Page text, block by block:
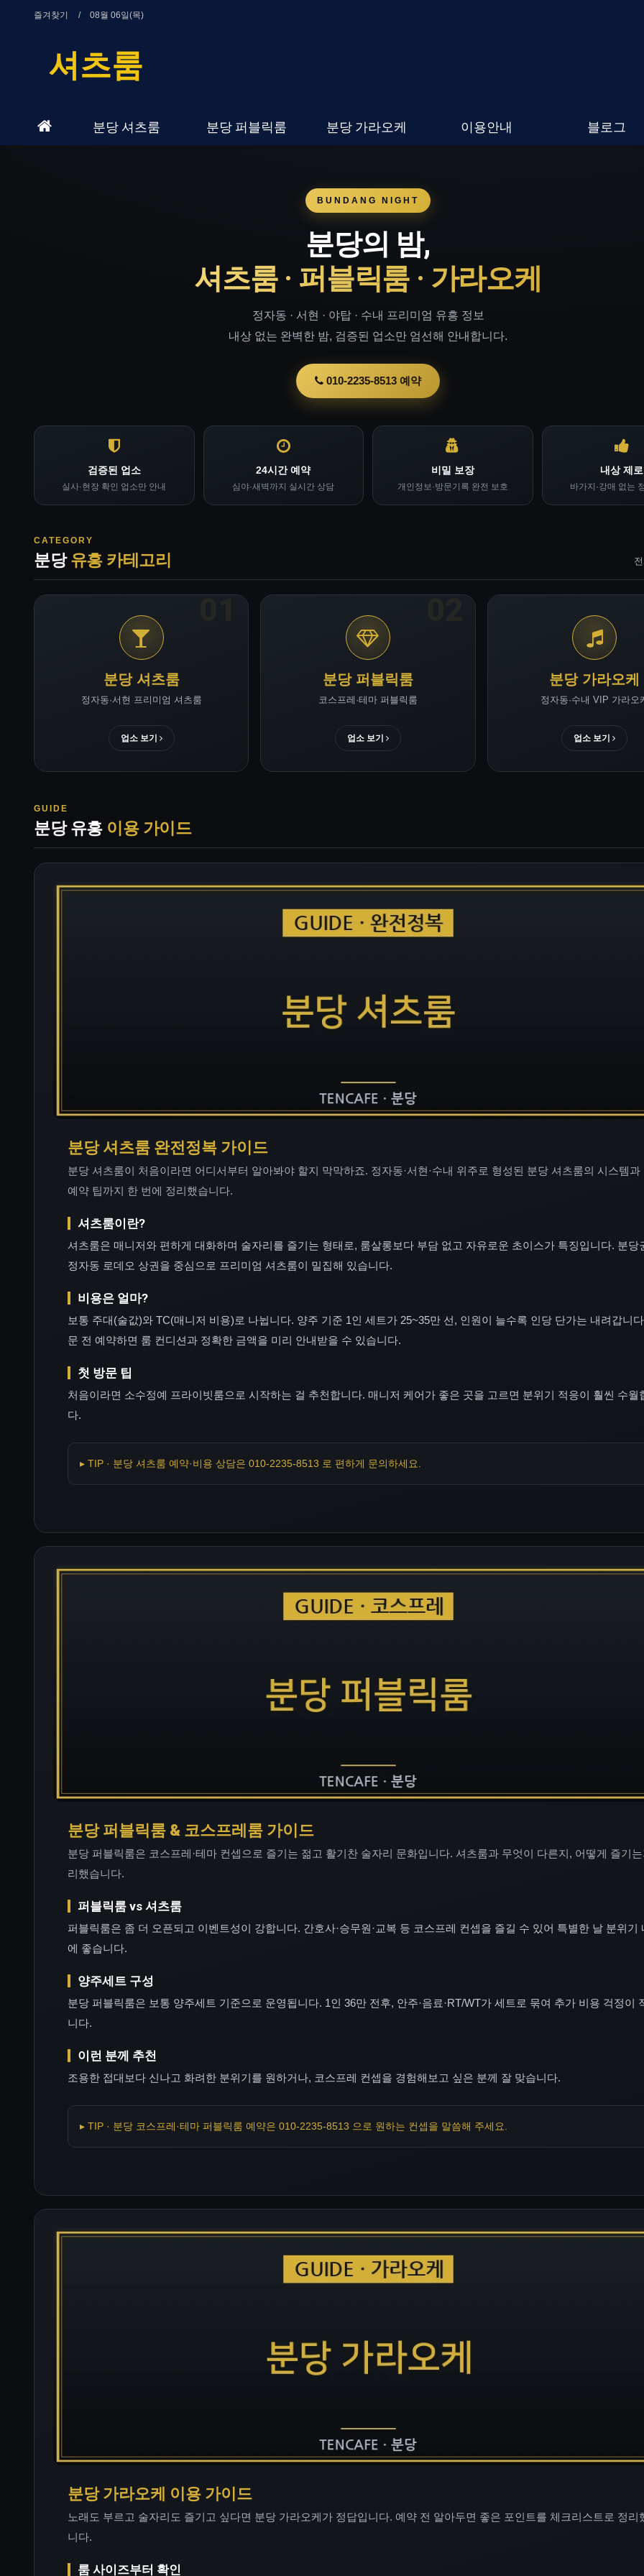
즐겨찾기 08월 06일(목)
셔츠룸
분당 셔츠룸 분당 퍼블릭룸 분당 가라오케 이용안내 블로그
BUNDANG NIGHT
분당의 밤,
셔츠룸 · 퍼블릭룸 · 가라오케
정자동 · 서현 · 야탑 · 수내 프리미엄 유흥 정보
내상 없는 완벽한 밤, 검증된 업소만 엄선해 안내합니다.
010-2235-8513 예약
검증된 업소
실사·현장 확인 업소만 안내
24시간 예약
심야·새벽까지 실시간 상담
비밀 보장
개인정보·방문기록 완전 보호
내상 제로
바가지·강매 없는
CATEGORY
분당유흥 카테고리
분당 셔츠룸
정자동·서현 프리미엄 셔츠룸
업소 보기
분당 퍼블릭룸
코스프레·테마 퍼블릭룸
업소 보기
분당 가라오케
정자동·수내 VIP 가라오
업소 보기
GUIDE
분당 유흥 이용 가이드
분당 셔츠룸 완전정복 가이드
분당 셔츠룸이 처음이라면 어디서부터 알아봐야 할지 막막하죠. 정자동·서현·수내 위주로 형성된 분당 셔츠룸의 시스템과
예약 팁까지 한 번에 정리했습니다.
셔츠룸이란?
셔츠룸은 매니저와 편하게 대화하며 술자리를 즐기는 형태로, 룸살롱보다 부담 없고 자유로운 초이스가 특징입니다. 분당
정자동 로데오 상권을 중심으로 프리미엄 셔츠룸이 밀집해 있습니다.
비용은 얼마?
보통 주대(술값)와 TC(매니저 비용)로 나뉩니다. 양주 기준 1인 세트가 25~35만 선, 인원이 늘수록 인당 단가는 내려갑니
문 전 예약하면 룸 컨디션과 정확한 금액을 미리 안내받을 수 있습니다.
첫 방문 팁
처음이라면 소수정예 프라이빗룸으로 시작하는 걸 추천합니다. 매니저 케어가 좋은 곳을 고르면 분위기 적응이 훨씬 수월
다.
▸ TIP · 분당 셔츠룸 예약·비용 상담은 010-2235-8513 로 편하게 문의하세요.
분당 퍼블릭룸 & 코스프레룸 가이드
분당 퍼블릭룸은 코스프레·테마 컨셉으로 즐기는 젊고 활기찬 술자리 문화입니다. 셔츠룸과 무엇이 다른지, 어떻게 즐기
리했습니다.
퍼블릭룸 vs 셔츠룸
퍼블릭룸은 좀 더 오픈되고 이벤트성이 강합니다. 간호사·승무원·교복 등 코스프레 컨셉을 즐길 수 있어 특별한 날 분위기
에 좋습니다.
양주세트 구성
분당 퍼블릭룸은 보통 양주세트 기준으로 운영됩니다. 1인 36만 전후, 안주·음료·RT/WT가 세트로 묶여 추가 비용 걱정이
니다.
이런 분께 추천
조용한 접대보다 신나고 화려한 분위기를 원하거나, 코스프레 컨셉을 경험해보고 싶은 분께 잘 맞습니다.
▸ TIP · 분당 코스프레·테마 퍼블릭룸 예약은 010-2235-8513 으로 원하는 컨셉을 말씀해 주세요.
분당 가라오케 이용 가이드
노래도 부르고 술자리도 즐기고 싶다면 분당 가라오케가 정답입니다. 예약 전 알아두면 좋은 포인트를 체크리스트로 정리
니다.
룸 사이즈부터 확인